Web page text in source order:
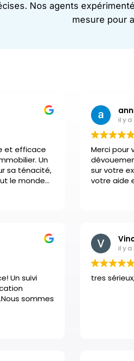
Nos agents
mesure pour
et efficace
Un
sa ténacité,
le monde
il y a
Merci pour
sur votre
votre aide
Un suivi
sommes
il y
tres